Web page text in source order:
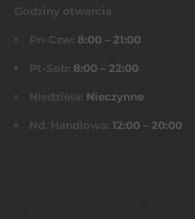
Godziny otwarcia
Pn-Czw: 8:00 – 21:00
Pt-Sob: 8:00 – 22:00
Niedziela: Nieczynne
Nd. Handlowa: 12:00 – 20:00